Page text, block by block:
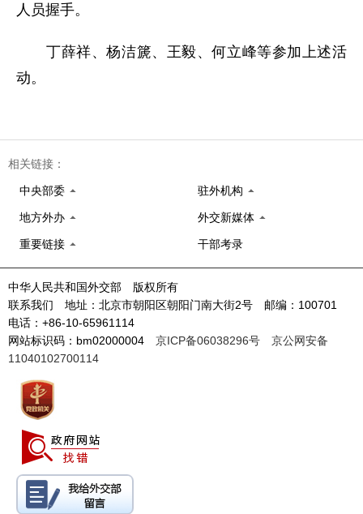
人员握手。
丁薛祥、杨洁篪、王毅、何立峰等参加上述活
动。
相关链接：
中央部委 驻外机构
地方外办 外交新媒体
重要链接 干部考录
中华人民共和国外交部 版权所有
联系我们 地址：北京市朝阳区朝阳门南大街2号 邮编：100701
电话：+86-10-65961114
网站标识码：bm02000004 京ICP备06038296号
京公网安备
11040102700114